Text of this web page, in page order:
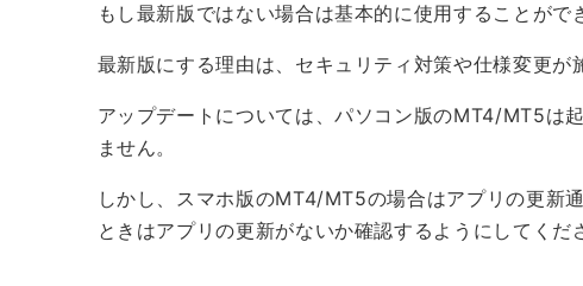
もし最新版ではない場合は基本的に使用することがで
最新版にする理由は、セキュリティ対策や仕様変更が
アップデートについては、パソコン版のMT4/MT5は
ません。
しかし、スマホ版のMT4/MT5の場合はアプリの更新
ときはアプリの更新がないか確認するようにしてくだ